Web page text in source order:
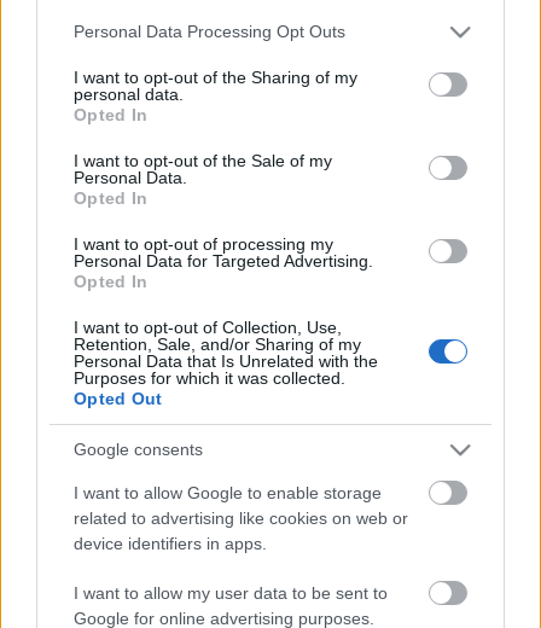
Please note that this website/app uses one or more Google
not limited to your visit or usage behaviour. You may click to
grant or deny consent to Google and its third-party tags to
use your data for below specified purposes in below Google
consent section.
Personal Data Processing Opt Outs
I want to opt-out of the Sharing of my
personal data.
Opted In
I want to opt-out of the Sale of my
Personal Data.
Opted In
I want to opt-out of processing my
Personal Data for Targeted Advertising.
Opted In
I want to opt-out of Collection, Use,
Retention, Sale, and/or Sharing of my
Personal Data that Is Unrelated with the
Purposes for which it was collected.
Opted Out
Google consents
I want to allow Google to enable storage
related to advertising like cookies on web or
device identifiers in apps.
I want to allow my user data to be sent to
Google for online advertising purposes.
debütált, tucatnyi országban számos rangos
fesztivál közönsége találkozhatott e rendhagyó
ország-képpel.
A film megrendelhető ajegy@kretakor.hu
e-mail címen,
vagy megvásárolható a következő helyeken: Művészetek
boltja, Lloyd Odeon Mozi, Művész Mozi, Műcsarnok,
Dürer Kávézó, Fonó valamint az Alexandra
Forrás: Krétakör Színház
Ajánlott bejegyzések: